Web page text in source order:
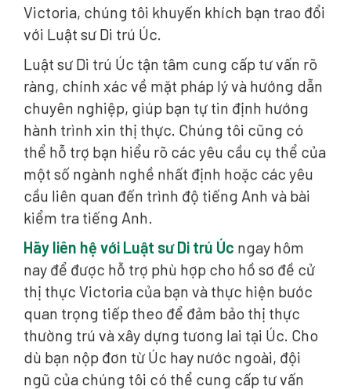
Victoria, chúng tôi khuyến khích bạn trao đổi
với Luật sư Di trú Úc.
Luật sư Di trú Úc tận tâm cung cấp tư vấn rõ
ràng, chính xác về mặt pháp lý và hướng dẫn
chuyên nghiệp, giúp bạn tự tin định hướng
hành trình xin thị thực. Chúng tôi cũng có
thể hỗ trợ bạn hiểu rõ các yêu cầu cụ thể của
một số ngành nghề nhất định hoặc các yêu
cầu liên quan đến trình độ tiếng Anh và bài
kiểm tra tiếng Anh.
Hãy liên hệ với Luật sư Di trú Úc ngay hôm
nay để được hỗ trợ phù hợp cho hồ sơ đề cử
thị thực Victoria của bạn và thực hiện bước
quan trọng tiếp theo để đảm bảo thị thực
thường trú và xây dựng tương lai tại Úc. Cho
dù bạn nộp đơn từ Úc hay nước ngoài, đội
ngũ của chúng tôi có thể cung cấp tư vấn